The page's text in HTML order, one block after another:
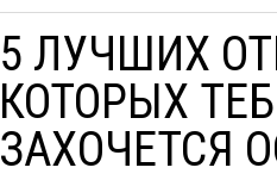
5 ЛУЧШИХ
КОТОРЫХ
ЗАХОЧЕТСЯ